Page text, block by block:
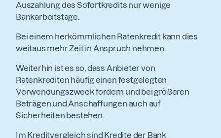
Auszahlung des Sofortkredits nur wenige
Bankarbeitstage.
Bei einem herkömmlichen Ratenkredit kann dies
weitaus mehr Zeit in Anspruch nehmen.
Weiterhin ist es so, dass Anbieter von
Ratenkrediten häufig einen festgelegten
Verwendungszweck fordern und bei größeren
Beträgen und Anschaffungen auch auf
Sicherheiten bestehen.
Im Kreditvergleich sind Kredite der Bank